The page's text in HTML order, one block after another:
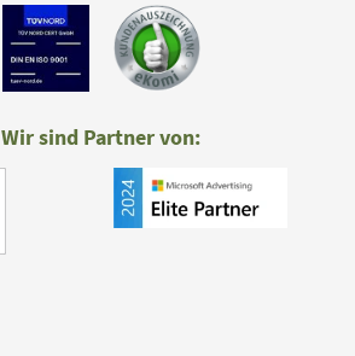
Wir sind Partner von: